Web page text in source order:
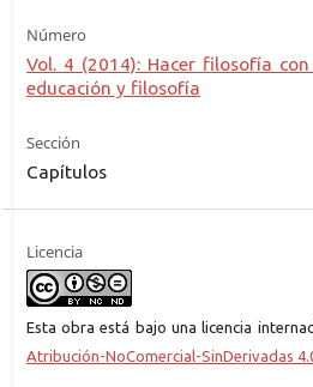
Número
Vol. 4 (2014): Hacer filosofía
educación y filosofía
Sección
Capítulos
Licencia
Esta obra está bajo una licencia
Atribución-NoComercial-SinDerivadas